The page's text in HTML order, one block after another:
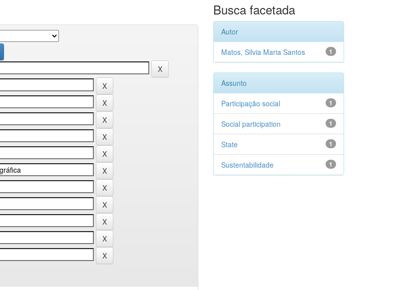
Busca facetada
Autor
1
Matos, Silvia Maria Santos
Assunto
1
Participação social
1
Social participation
1
State
1
Sustentabilidade